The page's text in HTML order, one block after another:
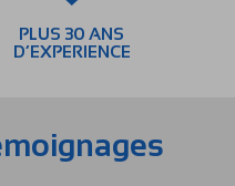
PLUS 30 ANS
D’EXPERIENCE